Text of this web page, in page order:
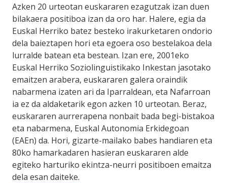
Azken 20 urteotan euskararen ezagutzak izan duen
bilakaera positiboa izan da oro har. Halere, egia da
Euskal Herriko batez besteko irakurketaren ondorio
dela baieztapen hori eta egoera oso bestelakoa dela
lurralde batean eta bestean. Izan ere, 2001eko
Euskal Herriko Soziolinguistikako Inkestan jasotako
emaitzen arabera, euskararen galera oraindik
nabarmena izaten ari da Iparraldean, eta Nafarroan
ia ez da aldaketarik egon azken 10 urteotan. Beraz,
euskararen aurrerapena nonbait bada begi-bistakoa
eta nabarmena, Euskal Autonomia Erkidegoan
(EAEn) da. Hori, gizarte-mailako babes handiaren eta
80ko hamarkadaren hasieran euskararen alde
egiteko harturiko ekintza-neurri positiboen emaitza
dela esan daiteke.